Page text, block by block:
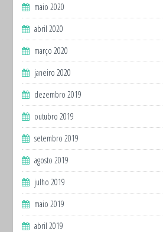
maio 2020
abril 2020
março 2020
janeiro 2020
dezembro 2019
outubro 2019
setembro 2019
agosto 2019
julho 2019
maio 2019
abril 2019